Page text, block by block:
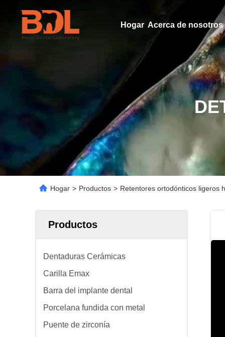
Hogar Acerca de nosotros
Hogar > Productos > Retentores ortodónticos ligeros
Productos
Dentaduras Cerámicas
Carilla Emax
Barra del implante dental
Porcelana fundida con metal
Puente de zirconía